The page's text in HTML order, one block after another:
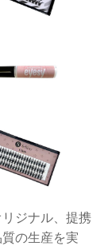
ジナル、提携
の生産を実